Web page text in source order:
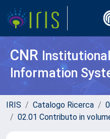
CNR
Information
IRIS Catalogo Ricerca
02.01 Contributo in